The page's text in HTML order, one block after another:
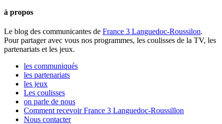
à propos
Le blog des communicantes de France 3 Languedoc-Roussilon.
Pour partager avec vous nos programmes, les coulisses de la TV, les
partenariats et les jeux.
les communiqués
les partenariats
les jeux
Les coulisses
on parle de nous
Comment recevoir France 3 Languedoc-Roussillon
Nous contacter